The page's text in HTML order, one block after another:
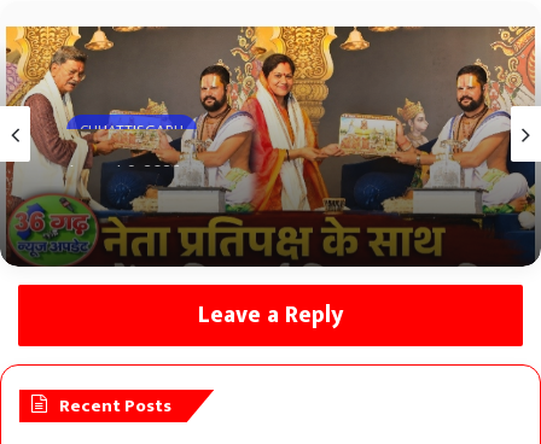
CHHATTISGARH
August 9, 2026
नेता प्रतिपक्ष डॉ. चरण दास महंत के साथ कथा में शामिल
हुईं विधायक कविता प्राण लहरे :- युधिष्ठिर नायक
Leave a Reply
Recent Posts